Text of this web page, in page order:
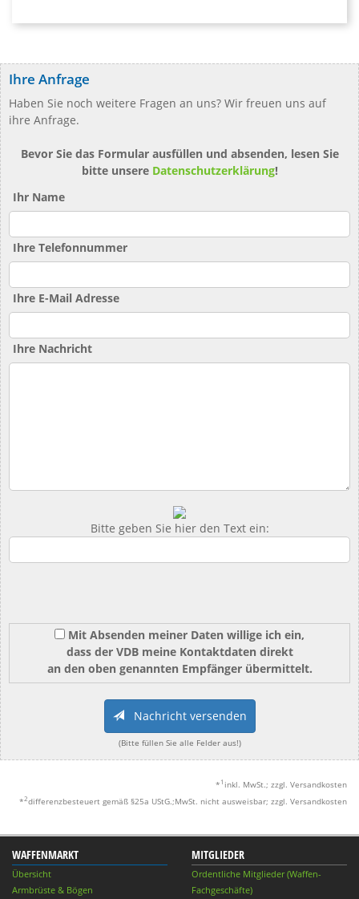
Ihre Anfrage
Haben Sie noch weitere Fragen an uns? Wir freuen uns auf
ihre Anfrage.
Bevor Sie das Formular ausfüllen und absenden, lesen Sie
bitte unsere Datenschutzerklärung!
Ihr Name
Ihre Telefonnummer
Ihre E-Mail Adresse
Ihre Nachricht
Bitte geben Sie hier den Text ein:
Mit Absenden meiner Daten willige ich ein,
dass der VDB meine Kontaktdaten direkt
an den oben genannten Empfänger übermittelt.
Nachricht versenden
(Bitte füllen Sie alle Felder aus!)
* 1 inkl. MwSt.; zzgl. Versandkosten
*2differenzbesteuert gemäß §25a UStG.;MwSt. nicht ausweisbar; zzgl. Versandkosten
WAFFENMARKT
Übersicht
Armbrüste & Bögen
MITGLIEDER
Ordentliche Mitglieder (Waffen-
Fachgeschäfte)